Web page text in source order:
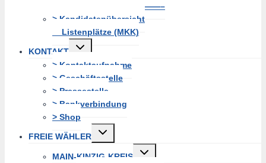
—————————————–
> Kandidatenübersicht
Listenplätze (MKK)
KONTAKT
Untermenü
erweitern
> Kontaktaufnahme
> Geschäftsstelle
> Pressestelle
> Bankverbindung
> Shop
FREIE WÄHLER
Untermenü
erweitern
MAIN-KINZIG-KREIS
Untermenü
erweitern